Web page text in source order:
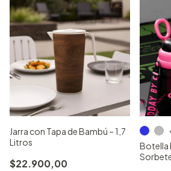
1/8
Jarra con Tapa de Bambú – 1,7
Litros
$22.900,00
Botella